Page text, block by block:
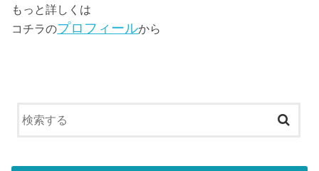
もっと詳しくは
コチラのプロフィールから